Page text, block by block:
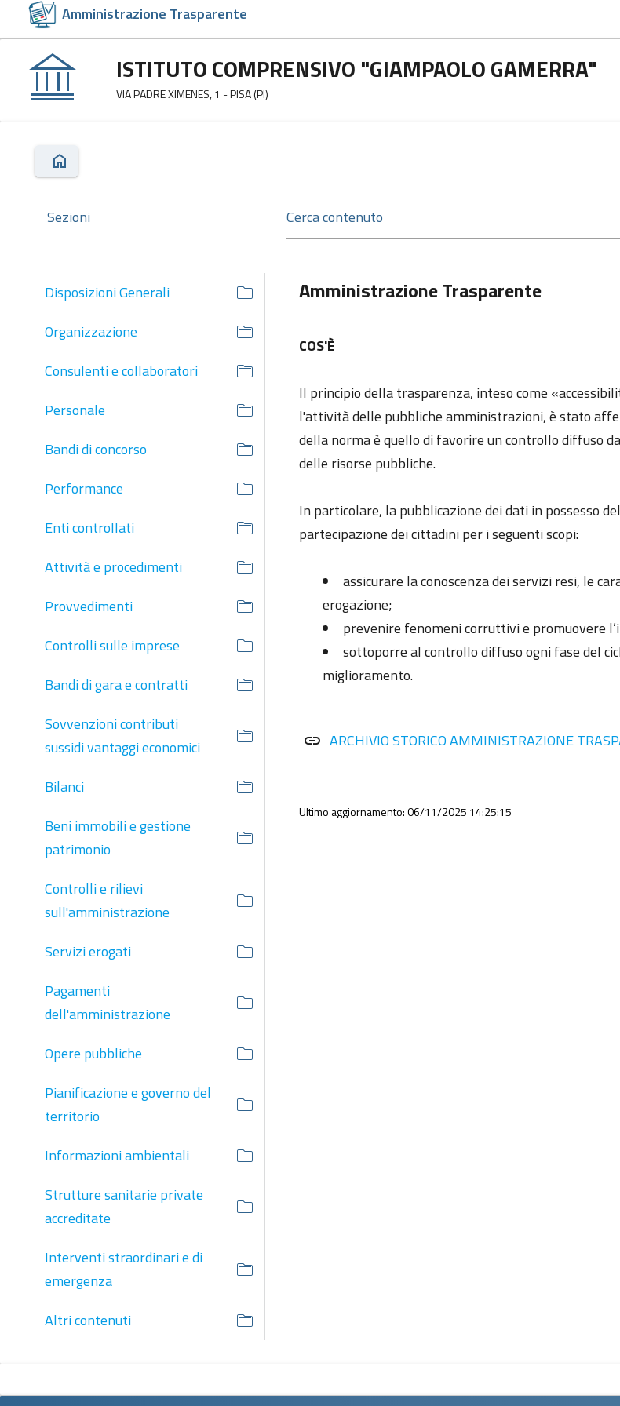
Amministrazione Trasparente
ISTITUTO COMPRENSIVO "GIAMPAOLO GAMERRA"
VIA PADRE XIMENES, 1 - PISA (PI)
Sezioni
Disposizioni Generali
Organizzazione
Consulenti e collaboratori
Personale
Bandi di concorso
Performance
Enti controllati
Attività e procedimenti
Provvedimenti
Controlli sulle imprese
Bandi di gara e contratti
Sovvenzioni contributi
sussidi vantaggi economici
Bilanci
Beni immobili e gestione
patrimonio
Controlli e rilievi
sull'amministrazione
Servizi erogati
Pagamenti
dell'amministrazione
Opere pubbliche
Pianificazione e governo del
territorio
Informazioni ambientali
Strutture sanitarie private
accreditate
Interventi straordinari e di
emergenza
Altri contenuti
Amministrazione Trasparente
COS'È
Il principio della trasparenza, inteso come
l'attività delle pubbliche amministrazioni, è stato
della norma è quello di favorire un controllo diffuso
delle risorse pubbliche.
In particolare, la pubblicazione dei dati in possesso
partecipazione dei cittadini per i seguenti scopi:
assicurare la conoscenza dei servizi resi, le
erogazione;
prevenire fenomeni corruttivi e promuovere
sottoporre al controllo diffuso ogni fase del
miglioramento.
link ARCHIVIO STORICO AMMINISTRAZIONE
Ultimo aggiornamento: 06/11/2025 14:25:15